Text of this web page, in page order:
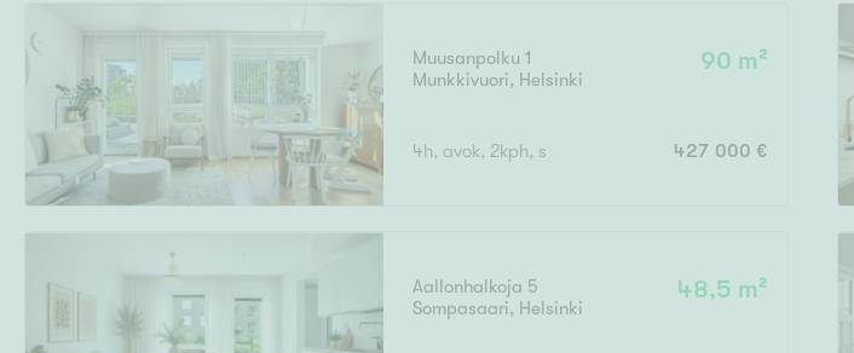
Uudiskohteet
Vain uudiskohteet
Arvokohteet
Hyvä
Muusanpolku 1
Munkkivuori, Helsinki
90 m²
4h, avok, 2kph, s 427 000 €
Aallonhalkoja 5
Sompasaari, Helsinki
48,5 m²